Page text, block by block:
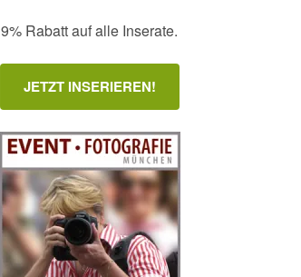
9% Rabatt auf alle Inserate.
JETZT INSERIEREN!